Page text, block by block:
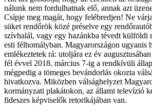
nálunk nem fordulhatnak elő, annak azt
Csípje meg magát, hogy felébredjen! Ne
süket rendőrök közé préselve egy
szívhalál, vagy egy hazánkba tévedt külföldi
esti félhomályban. Magyarországon ugyanis
emlékeztetek rá: utoljára ez év
fél évvel 2018. március 7-ig a rendkívüli
mégpedig a tömeges bevándorlás okozta
hivatkozva. Miközben válsághelyzet
kormányzati plakátokon, az állami televízió
fideszes képviselők retorikájában van.